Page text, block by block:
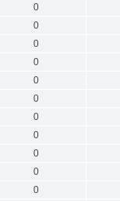
0
0
0
0
0
0
0
0
0
0
0